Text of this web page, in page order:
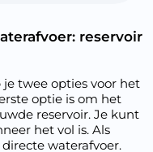
reservoir
twee opties voor het
optie is om het
reservoir. Je kunt
het vol is. Als
waterafvoer.